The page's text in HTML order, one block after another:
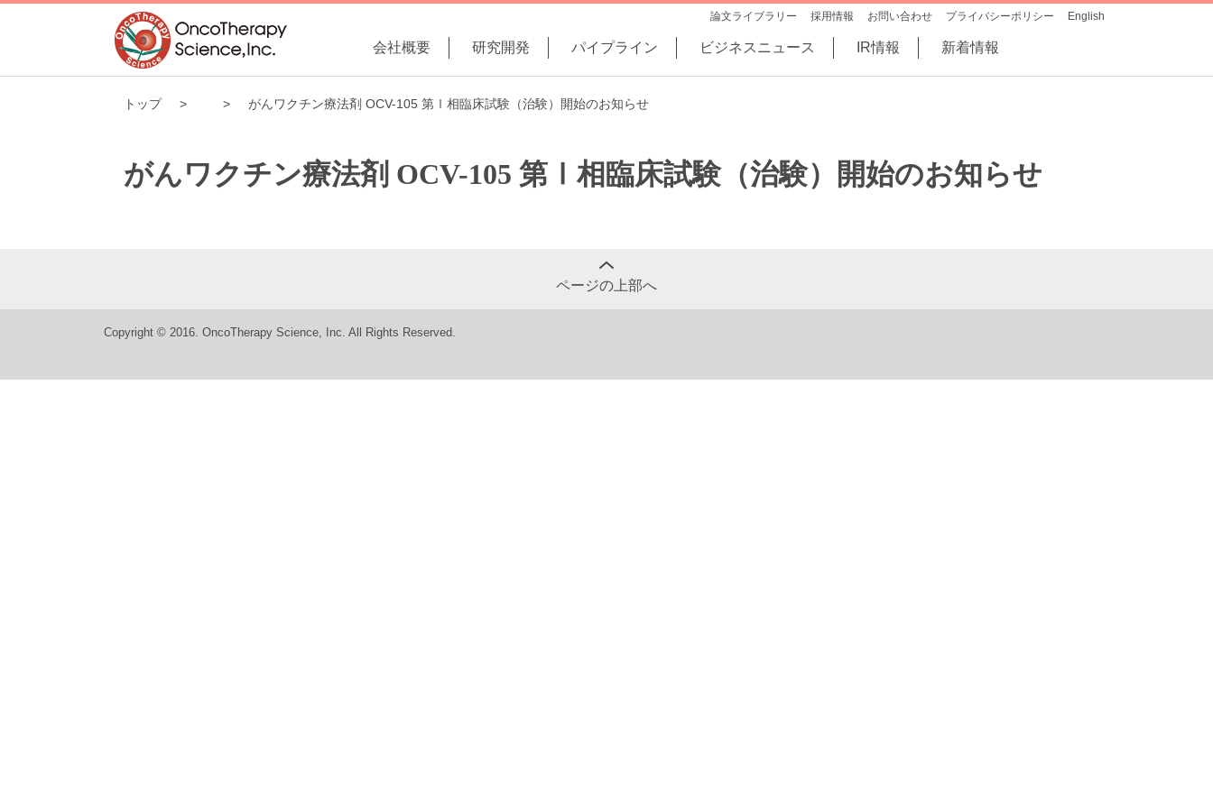
論文ライブラリー 採用情報 お問い合わせ プライバシーポリシー English
会社概要 研究開発 パイプライン ビジネスニュース IR情報 新着情報
トップ がんワクチン療法剤 OCV-105 第Ⅰ相臨床試験（治験）開始のお知らせ
がんワクチン療法剤 OCV-105 第Ⅰ相臨床試験（治験）開始のお知らせ
ページの上部へ
Copyright © 2016. OncoTherapy Science, Inc. All Rights Reserved.